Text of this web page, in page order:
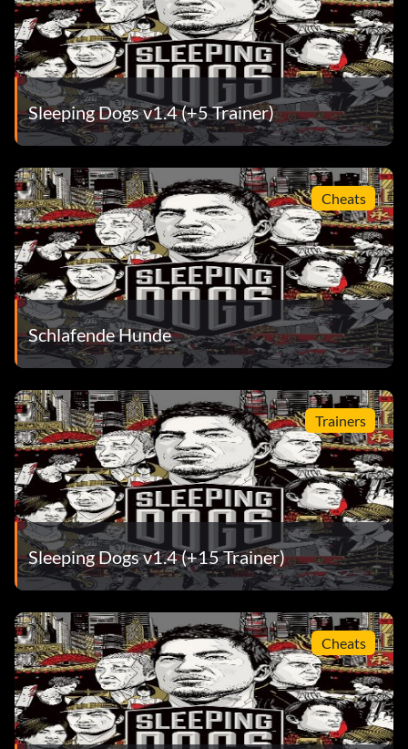
Sleeping Dogs v1.4 (+5 Trainer)
Cheats
Schlafende Hunde
Trainers
Sleeping Dogs v1.4 (+15 Trainer)
Cheats